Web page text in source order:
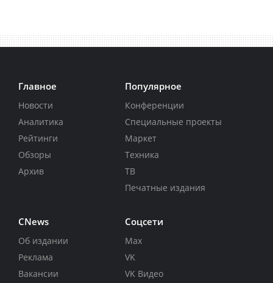
Главное
Новости
Аналитика
Рейтинги
Обзоры
Архив
Популярное
Конференции
Специальные проекты
Маркет
Техника
ТВ
Печатные издания
CNews
Об издании
Реклама
Вакансии
Соцсети
Max
VK
VK Видео